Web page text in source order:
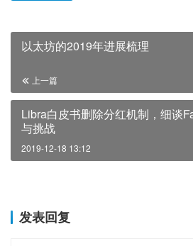
以太坊的2019年进展梳理
上一篇
Libra白皮书删除分红机制，细谈
与挑战
2019-12-18 13:12
发表回复